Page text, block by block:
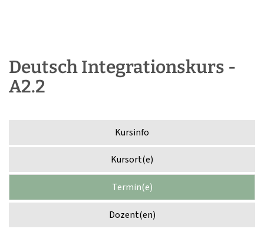
Deutsch Integrationskurs -
A2.2
Kursinfo
Kursort(e)
Termin(e)
Dozent(en)